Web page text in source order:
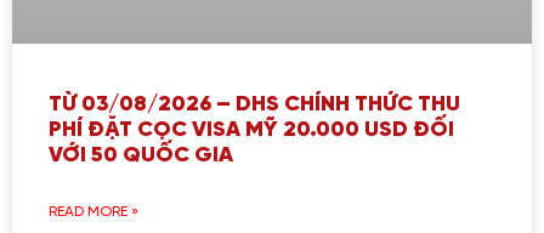
TỪ 03/08/2026 – DHS CHÍNH THỨC THU
PHÍ ĐẶT CỌC VISA MỸ 20.000 USD ĐỐI
VỚI 50 QUỐC GIA
READ MORE »